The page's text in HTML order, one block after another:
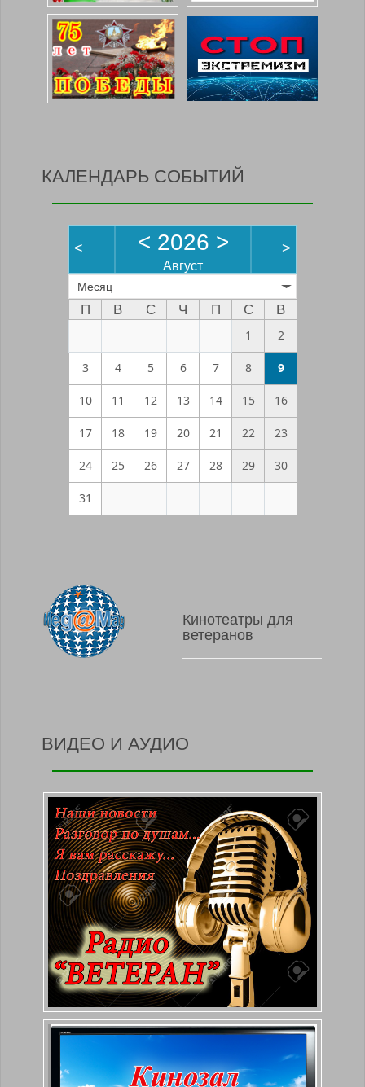
КАЛЕНДАРЬ СОБЫТИЙ
< < 2026 >
Август
>
Месяц
П В С Ч П С
В
1
2
3 4 5 6 7 8 9
10 11 12 13 14 15 16
17 18 19 20 21 22 23
24 25 26 27 28 29 30
31
Кинотеатры для
ветеранов
ВИДЕО И АУДИО